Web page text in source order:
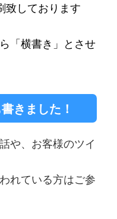
致しております
「横書き」とさせ
きました！
や、お客様のツイ
れている方はご参